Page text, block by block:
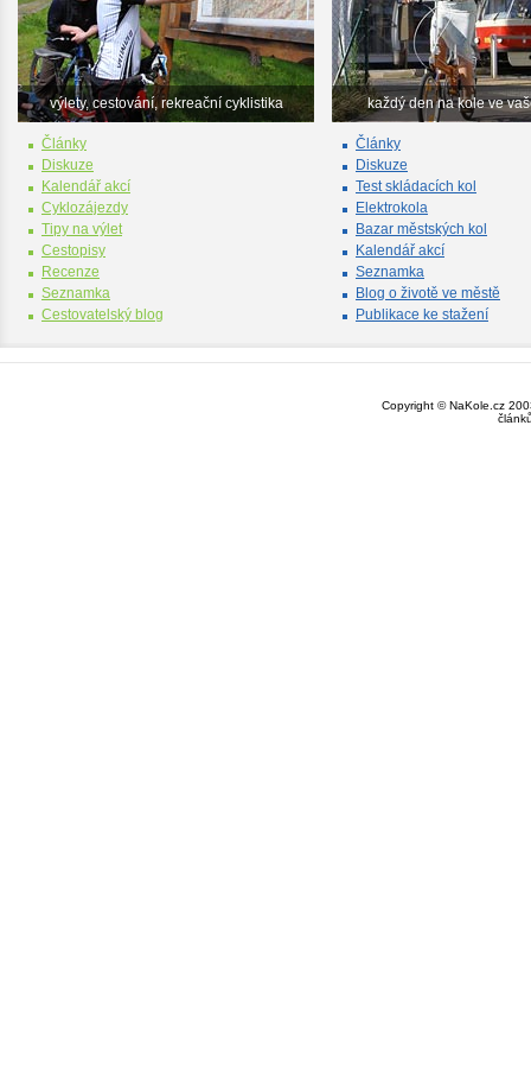
výlety, cestování, rekreační cyklistika
Články
Diskuze
Kalendář akcí
Cyklozájezdy
Tipy na výlet
Cestopisy
Recenze
Seznamka
Cestovatelský blog
každý den na kole ve
Články
Diskuze
Test skládacích kol
Elektrokola
Bazar městských kol
Kalendář akcí
Seznamka
Blog o životě ve městě
Publikace ke stažení
Copyright © NaKole.cz